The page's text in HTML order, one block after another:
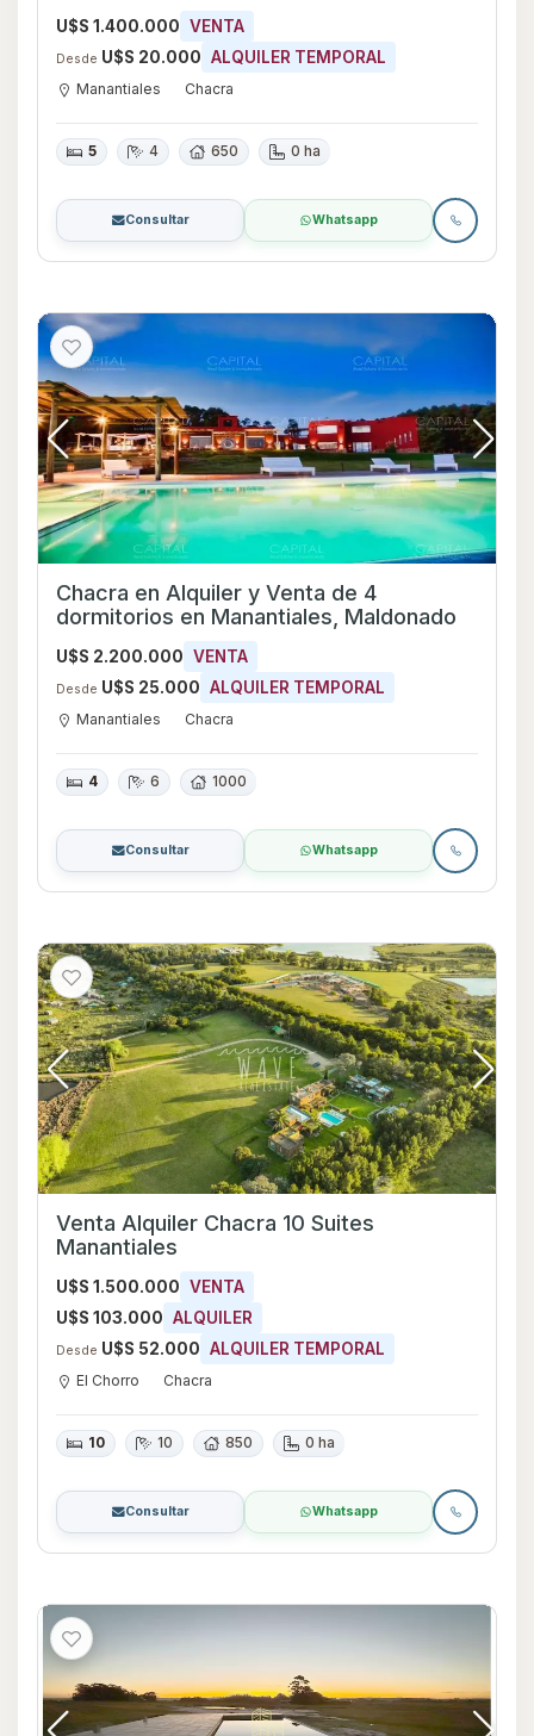
U$S 1.400.000 VENTA
Desde U$S 20.000 ALQUILER TEMPORAL
Manantiales Chacra
5 4 650 0 ha
Consultar Whatsapp
Chacra en Alquiler y Venta de 4
dormitorios en Manantiales, Maldonado
U$S 2.200.000 VENTA
Desde U$S 25.000 ALQUILER TEMPORAL
Manantiales Chacra
4 6 1000
Consultar Whatsapp
Venta Alquiler Chacra 10 Suites
Manantiales
U$S 1.500.000 VENTA
U$S 103.000 ALQUILER
Desde U$S 52.000 ALQUILER TEMPORAL
El Chorro Chacra
10 10 850 0 ha
Consultar Whatsapp